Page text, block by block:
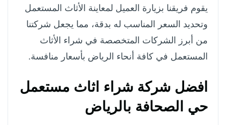
يقوم فريقنا بزيارة العميل لمعاينة الأثاث المستعمل
وتحديد السعر المناسب له بدقة، مما يجعل شركتنا
من أبرز الشركات المتخصصة في شراء الأثاث
المستعمل في كافة أنحاء الرياض بأسعار منافسة.
افضل شركة شراء اثاث مستعمل
حي الصحافة بالرياض